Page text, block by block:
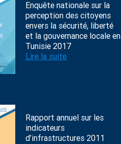
Enquête nationale sur la
perception des citoyens
envers la sécurité, liberté
et la gouvernance locale en
Tunisie 2017
Lire la suite
Rapport annuel sur les
indicateurs
d’infrastructures 2011